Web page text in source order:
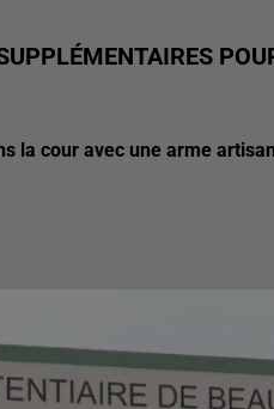
la cour avec une arme